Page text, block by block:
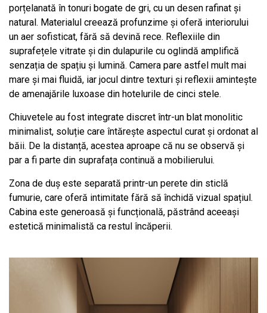
porțelanată în tonuri bogate de gri, cu un desen rafinat și
natural. Materialul creează profunzime și oferă interiorului
un aer sofisticat, fără să devină rece. Reflexiile din
suprafețele vitrate și din dulapurile cu oglindă amplifică
senzația de spațiu și lumină. Camera pare astfel mult mai
mare și mai fluidă, iar jocul dintre texturi și reflexii amintește
de amenajările luxoase din hotelurile de cinci stele.
Chiuvetele au fost integrate discret într-un blat monolitic
minimalist, soluție care întărește aspectul curat și ordonat al
băii. De la distanță, acestea aproape că nu se observă și
par a fi parte din suprafața continuă a mobilierului.
Zona de duș este separată printr-un perete din sticlă
fumurie, care oferă intimitate fără să închidă vizual spațiul.
Cabina este generoasă și funcțională, păstrând aceeași
estetică minimalistă ca restul încăperii.